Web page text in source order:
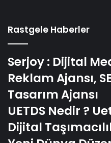
Rastgele Haberler
Serjoy : Dijital
Reklam Ajansı,
Tasarım Ajansı
UETDS Nedir ?
Dijital